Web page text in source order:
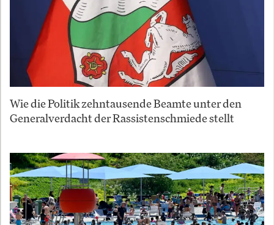
Wie die Politik zehntausende Beamte unter den
Generalverdacht der Rassistenschmiede stellt